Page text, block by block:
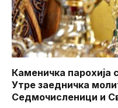
Каменичка парохија
Утре заедничка
Седмочисленици и